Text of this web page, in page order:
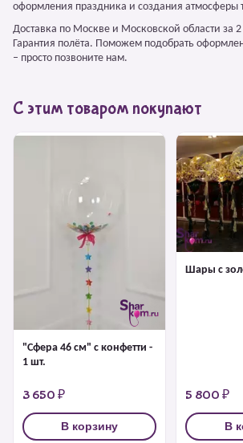
оформления праздника и создания атмосферы
Доставка по Москве и Московской области за 2
Гарантия полёта. Поможем подобрать
– просто позвоните нам.
С этим товаром покупают
"Сфера 46 см" с конфетти -
1 шт.
3 650 ₽
В корзину
Шары с
5 800 ₽
В